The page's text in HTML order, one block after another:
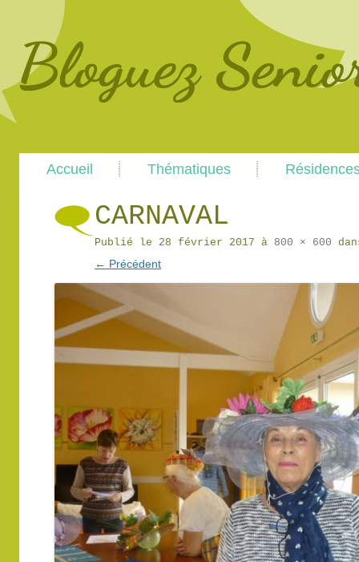
menuAccueil Thématiques
CARNAVAL
Publié le 28 février 2017 à 800 × 600
← Précédent